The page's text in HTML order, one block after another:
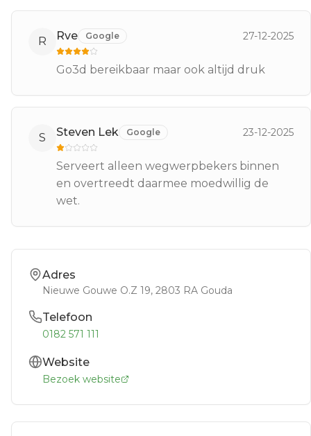
R Rve Google 27-12-2025
Go3d bereikbaar maar ook altijd druk
S Steven Lek Google 23-12-2025
Serveert alleen wegwerpbekers binnen
en overtreedt daarmee moedwillig de
wet.
Adres
Nieuwe Gouwe O.Z 19, 2803 RA Gouda
Telefoon
0182 571 111
Website
Bezoek website